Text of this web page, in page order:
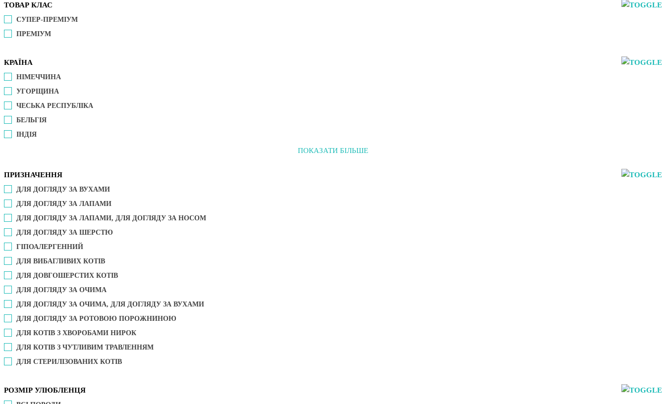
ТОВАР КЛАС
СУПЕР-ПРЕМІУМ
ПРЕМІУМ
КРАЇНА
НІМЕЧЧИНА
УГОРЩИНА
ЧЕСЬКА РЕСПУБЛІКА
БЕЛЬГІЯ
ІНДІЯ
ПОКАЗАТИ БІЛЬШЕ
ПРИЗНАЧЕННЯ
ДЛЯ ДОГЛЯДУ ЗА ВУХАМИ
ДЛЯ ДОГЛЯДУ ЗА ЛАПАМИ
ДЛЯ ДОГЛЯДУ ЗА ЛАПАМИ, ДЛЯ ДОГЛЯДУ ЗА НОСОМ
ДЛЯ ДОГЛЯДУ ЗА ШЕРСТЮ
ГІПОАЛЕРГЕННИЙ
ДЛЯ ВИБАГЛИВИХ КОТІВ
ДЛЯ ДОВГОШЕРСТИХ КОТІВ
ДЛЯ ДОГЛЯДУ ЗА ОЧИМА
ДЛЯ ДОГЛЯДУ ЗА ОЧИМА, ДЛЯ ДОГЛЯДУ ЗА ВУХАМИ
ДЛЯ ДОГЛЯДУ ЗА РОТОВОЮ ПОРОЖНИНОЮ
ДЛЯ КОТІВ З ХВОРОБАМИ НИРОК
ДЛЯ КОТІВ З ЧУТЛИВИМ ТРАВЛЕННЯМ
ДЛЯ СТЕРИЛІЗОВАНИХ КОТІВ
РОЗМІР УЛЮБЛЕНЦЯ